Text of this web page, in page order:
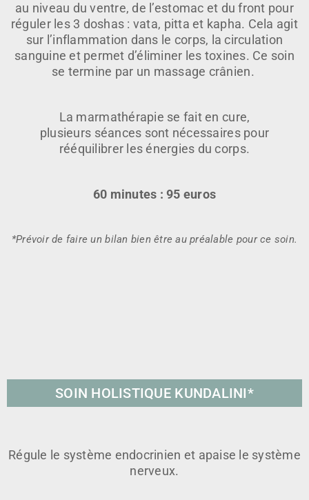
au niveau du ventre, de l’estomac et du front pour
réguler les 3 doshas : vata, pitta et kapha. Cela agit
sur l’inflammation dans le corps, la circulation
sanguine et permet d’éliminer les toxines. Ce soin
se termine par un massage crânien.
La marmathérapie se fait en cure,
plusieurs séances sont nécessaires pour
rééquilibrer les énergies du corps.
60 minutes : 95 euros
*Prévoir de faire un bilan bien être au préalable pour ce soin.
SOIN HOLISTIQUE KUNDALINI*
Régule le système endocrinien et apaise le système
nerveux.